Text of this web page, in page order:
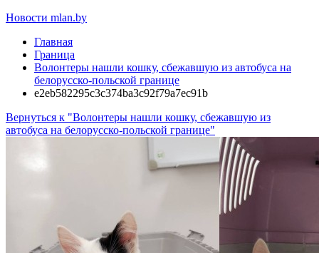
Новости mlan.by
Главная
Граница
Волонтеры нашли кошку, сбежавшую из автобуса на
белорусско-польской границе
e2eb582295c3c374ba3c92f79a7ec91b
Вернуться к "Волонтеры нашли кошку, сбежавшую из
автобуса на белорусско-польской границе"